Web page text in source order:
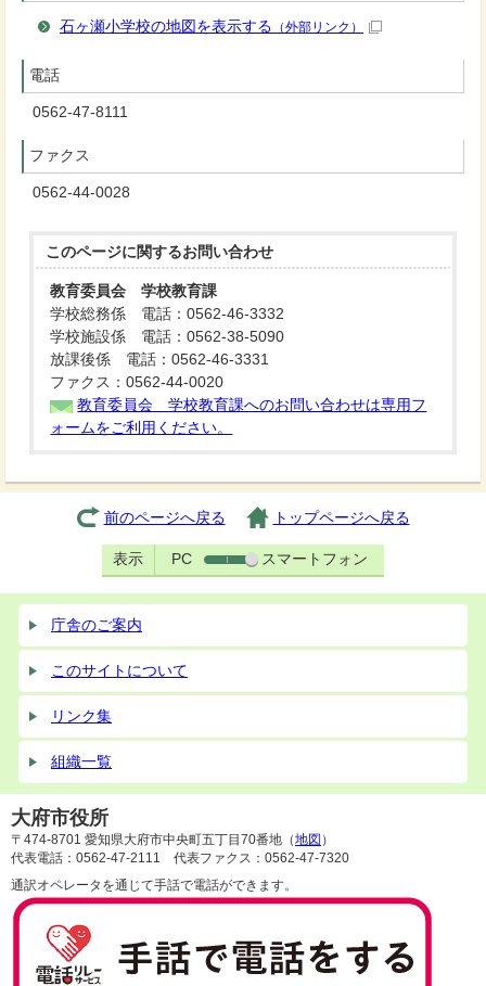
石ヶ瀬小学校の地図を表示する （外部リンク）
電話
0562-47-8111
ファクス
0562-44-0028
このページに関するお問い合わせ
教育委員会 学校教育課
学校総務係 電話：0562-46-3332
学校施設係 電話：0562-38-5090
放課後係 電話：0562-46-3331
ファクス：0562-44-0020
教育委員会 学校教育課へのお問い合わせは専用フ
ォームをご利用ください。
前のページへ戻る トップページへ戻る
表示 PC スマートフォン
庁舎のご案内
このサイトについて
リンク集
組織一覧
大府市役所
〒474-8701 愛知県大府市中央町五丁目70番地（地図 ）
代表電話：0562-47-2111 代表ファクス：0562-47-7320
通訳オペレータを通じて手話で電話ができます。